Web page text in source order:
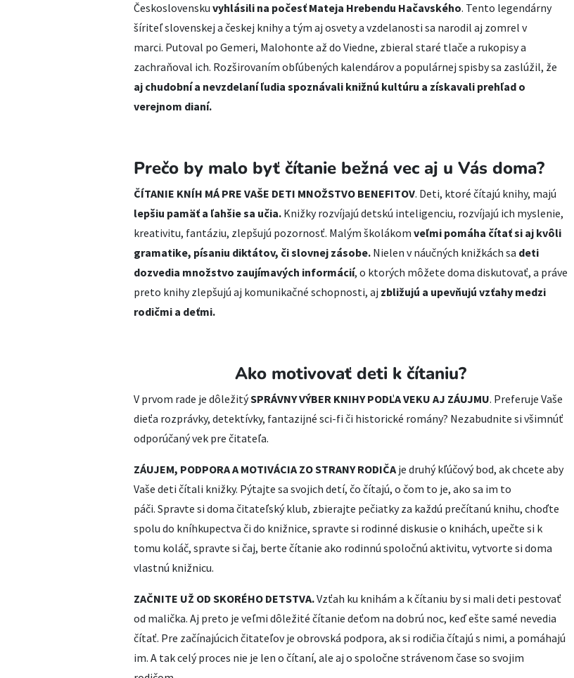
Československu vyhlásili na počesť Mateja Hrebendu Hačavského. Tento legendárny
šíriteľ slovenskej a českej knihy a tým aj osvety a vzdelanosti sa narodil aj zomrel v
marci. Putoval po Gemeri, Malohonte až do Viedne, zbieral staré tlače a rukopisy a
zachraňoval ich. Rozširovaním obľúbených kalendárov a populárnej spisby sa zaslúžil, že
aj chudobní a nevzdelaní ľudia spoznávali knižnú kultúru a získavali prehľad o
verejnom dianí.
Prečo by malo byť čítanie bežná vec aj u Vás doma?
ČÍTANIE KNÍH MÁ PRE VAŠE DETI MNOŽSTVO BENEFITOV. Deti, ktoré čítajú knihy, majú
lepšiu pamäť a ľahšie sa učia. Knižky rozvíjajú detskú inteligenciu, rozvíjajú ich myslenie,
kreativitu, fantáziu, zlepšujú pozornosť. Malým školákom veľmi pomáha čítať si aj kvôli
gramatike, písaniu diktátov, či slovnej zásobe. Nielen v náučných knižkách sa deti
dozvedia množstvo zaujímavých informácií, o ktorých môžete doma diskutovať, a práve
preto knihy zlepšujú aj komunikačné schopnosti, aj zbližujú a upevňujú vzťahy medzi
rodičmi a deťmi.
Ako motivovať deti k čítaniu?
V prvom rade je dôležitýSPRÁVNY VÝBER KNIHY PODĽA VEKU AJ ZÁUJMU. Preferuje Vaše
dieťa rozprávky, detektívky, fantazijné sci-fi či historické romány? Nezabudnite si všimnúť
odporúčaný vek pre čitateľa.
ZÁUJEM, PODPORA A MOTIVÁCIA ZO STRANY RODIČAje druhý kľúčový bod, ak chcete aby
Vaše deti čítali knižky. Pýtajte sa svojich detí, čo čítajú, o čom to je, ako sa im to
páči. Spravte si doma čitateľský klub, zbierajte pečiatky za každú prečítanú knihu, choďte
spolu do kníhkupectva či do knižnice, spravte si rodinné diskusie o knihách, upečte si k
tomu koláč, spravte si čaj, berte čítanie ako rodinnú spoločnú aktivitu, vytvorte si doma
vlastnú knižnicu.
ZAČNITE UŽ OD SKORÉHO DETSTVA.Vzťah ku knihám a k čítaniu by si mali deti pestovať
od malička. Aj preto je veľmi dôležité čítanie deťom na dobrú noc, keď ešte samé nevedia
čítať. Pre začínajúcich čitateľov je obrovská podpora, ak si rodičia čítajú s nimi, a pomáhajú
im. A tak celý proces nie je len o čítaní, ale aj o spoločne strávenom čase so svojim